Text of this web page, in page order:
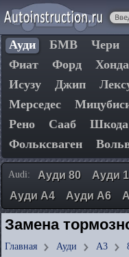
Ауди БМВ Чери
Фиат
Форд Хонда
Исузу
Джип
Мерседес
Рено
Сааб Шкода
Фольксваген
Audi: Ауди 80 Ауди
Ауди А4
Ауди А6
Замена
Главная Ауди А3